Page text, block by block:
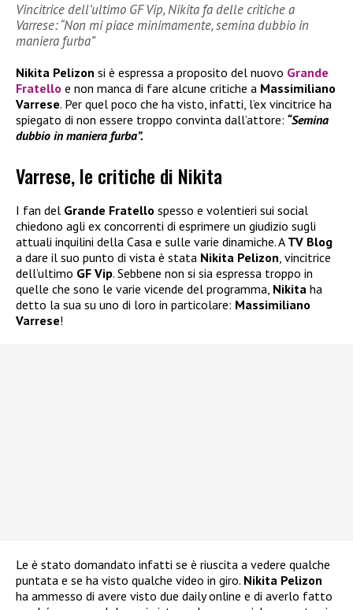
Vincitrice dell’ultimo GF Vip, Nikita fa delle critiche a
Varrese: “Non mi piace minimamente, semina dubbio in
maniera furba”
Nikita Pelizon si è espressa a proposito del nuovo Grande
Fratello e non manca di fare alcune critiche a Massimiliano
Varrese. Per quel poco che ha visto, infatti, l’ex vincitrice ha
spiegato di non essere troppo convinta dall’attore: “Semina
dubbio in maniera furba”.
Varrese, le critiche di Nikita
I fan del Grande Fratello spesso e volentieri sui social
chiedono agli ex concorrenti di esprimere un giudizio sugli
attuali inquilini della Casa e sulle varie dinamiche. A TV Blog
a dare il suo punto di vista è stata Nikita Pelizon , vincitrice
dell’ultimo GF Vip. Sebbene non si sia espressa troppo in
quelle che sono le varie vicende del programma, Nikita ha
detto la sua su uno di loro in particolare: Massimiliano
Varrese!
Le è stato domandato infatti se è riuscita a vedere qualche
puntata e se ha visto qualche video in giro. Nikita Pelizon
ha ammesso di avere visto due daily online e di averlo fatto